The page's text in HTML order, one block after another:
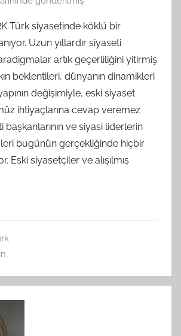
S
A
M
t
a
r
a
f
Türk siyasetinde köklü bir
Uzun yıllardır siyaseti
artık geçerliliğini yitirmiş
beklentileri, dünyanın dinamikleri
değişimiyle, eski siyaset
ihtiyaçlarına cevap veremez
başkanlarının ve siyasi liderlerin
bugünün gerçekliğinde hiçbir
Eski siyasetçiler ve alışılmış